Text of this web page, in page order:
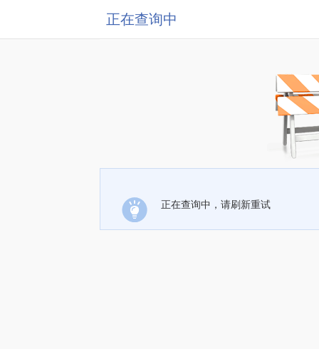
正在查询中
正在查询中，请刷新重试